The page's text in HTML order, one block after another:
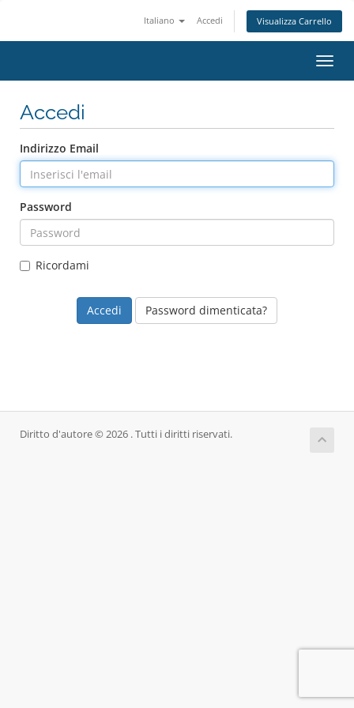
Italiano Accedi Visualizza Carrello
Attiva
Accedi
Indirizzo Email
Password
Ricordami
Password dimenticata?
Diritto d'autore © 2026 . Tutti i diritti riservati.